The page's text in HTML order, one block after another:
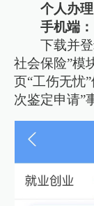
个人办理
手机端：
下载并
社会保险”模
页“工伤无忧
次鉴定申请”